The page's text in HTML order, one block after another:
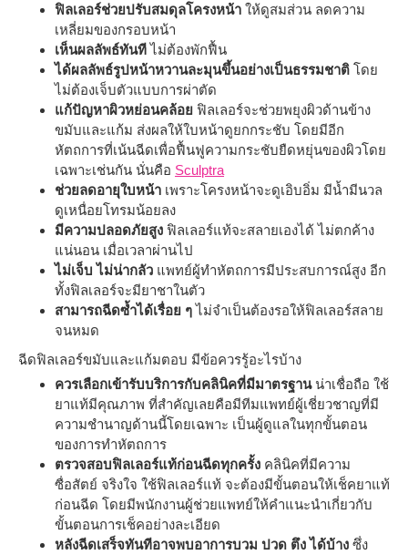
ฟิลเลอร์ช่วยปรับสมดุลโครงหน้า ให้ดูสมส่วน ลดความ
เหลี่ยมของกรอบหน้า
เห็นผลลัพธ์ทันทีไม่ต้องพักฟื้น
ได้ผลลัพธ์รูปหน้าหวานละมุนขึ้นอย่างเป็นธรรมชาติ โดย
ไม่ต้องเจ็บตัวแบบการผ่าตัด
แก้ปัญหาผิวหย่อนคล้อย ฟิลเลอร์จะช่วยพยุงผิวด้านข้าง
ขมับและแก้ม ส่งผลให้ใบหน้าดูยกกระชับ โดยมีอีก
หัตถการที่เน้นฉีดเพื่อฟื้นฟูความกระชับยืดหยุ่นของผิวโดย
เฉพาะเช่นกัน นั่นคือ Sculptra
ช่วยลดอายุใบหน้า เพราะโครงหน้าจะดูเอิบอิ่ม มีน้ำมีนวล
ดูเหนื่อยโทรมน้อยลง
มีความปลอดภัยสูง ฟิลเลอร์แท้จะสลายเองได้ ไม่ตกค้าง
แน่นอน เมื่อเวลาผ่านไป
ไม่เจ็บ ไม่น่ากลัว แพทย์ผู้ทำหัตถการมีประสบการณ์สูง อีก
ทั้งฟิลเลอร์จะมียาชาในตัว
สามารถฉีดซ้ำได้เรื่อย ๆไม่จำเป็นต้องรอให้ฟิลเลอร์สลาย
จนหมด
ฉีดฟิลเลอร์ขมับและแก้มตอบ มีข้อควรรู้อะไรบ้าง
ควรเลือกเข้ารับบริการกับคลินิคที่มีมาตรฐานน่าเชื่อถือ ใช้
ยาแท้มีคุณภาพ ที่สำคัญเลยคือมีทีมแพทย์ผู้เชี่ยวชาญที่มี
ความชำนาญด้านนี้โดยเฉพาะ เป็นผู้ดูแลในทุกขั้นตอน
ของการทำหัตถการ
ตรวจสอบฟิลเลอร์แท้ก่อนฉีดทุกครั้ง คลินิคที่มีความ
ซื่อสัตย์ จริงใจ ใช้ฟิลเลอร์แท้ จะต้องมีขั้นตอนให้เช็คยาแท้
ก่อนฉีด โดยมีพนักงานผู้ช่วยแพทย์ให้คำแนะนำเกี่ยวกับ
ขั้นตอนการเช็คอย่างละเอียด
หลังฉีดเสร็จทันทีอาจพบอาการบวม ปวด ตึง ได้บ้าง ซึ่ง